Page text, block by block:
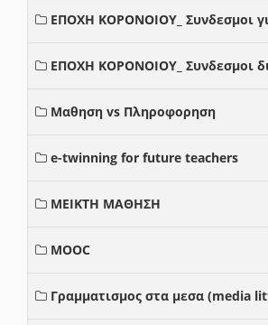
ΕΠΟΧΗ ΚΟΡΟΝΟΙΟΥ_ Συνδεσμοι
ΕΠΟΧΗ ΚΟΡΟΝΟΙΟΥ_ Συνδεσμοι
Μαθηση vs Πληροφορηση
e-twinning for future teachers
ΜΕΙΚΤΗ ΜΑΘΗΣΗ
MOOC
Γραμματισμος στα μεσα (media